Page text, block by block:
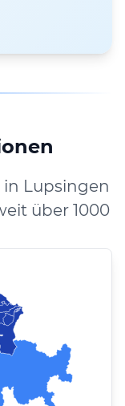
in Lupsingen
über 1000